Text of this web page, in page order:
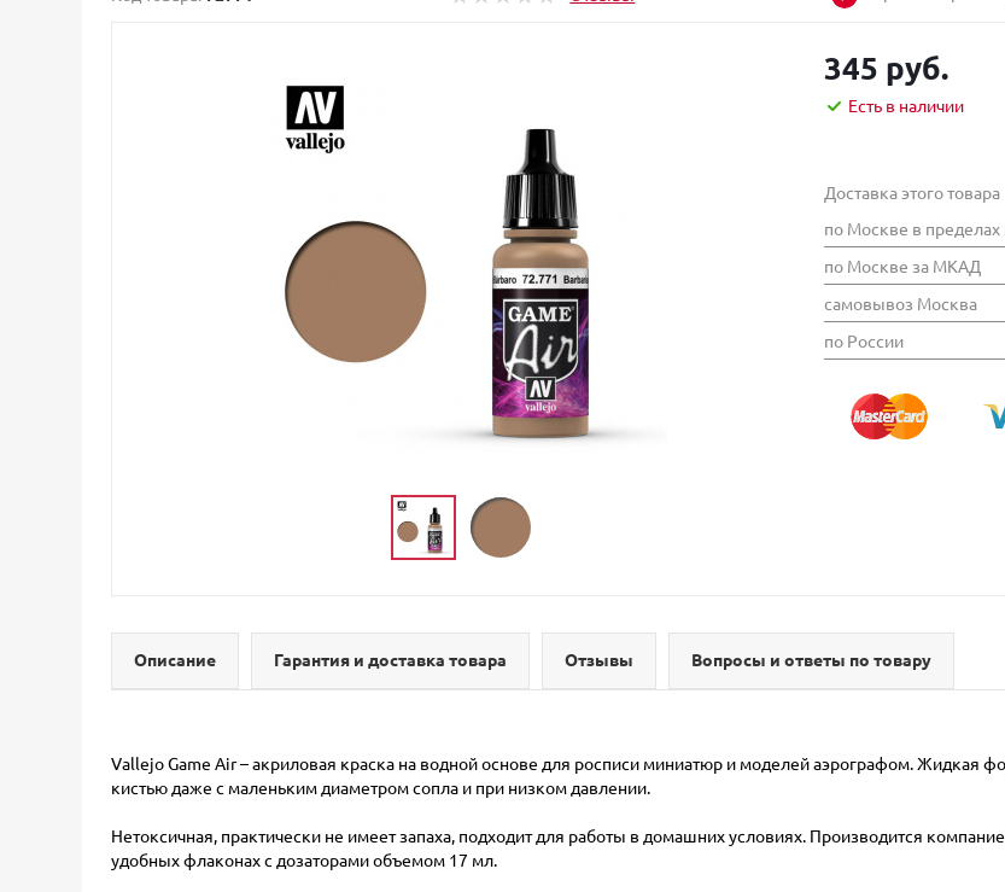
345 руб.
Есть в наличии
Доставка этого товара
по Москве в
по Москве за МКАД
самовывоз Москва
по России
Описание Гарантия и доставка товара Отзывы Вопросы и ответы по товару
Vallejo Game Air – акриловая краска на водной основе для росписи миниатюр и моделей аэрографом. Жидкая
кистью даже с маленьким диаметром сопла и при низком давлении.
Нетоксичная, практически не имеет запаха, подходит для работы в домашних условиях. Производится
удобных флаконах с дозаторами объемом 17 мл.